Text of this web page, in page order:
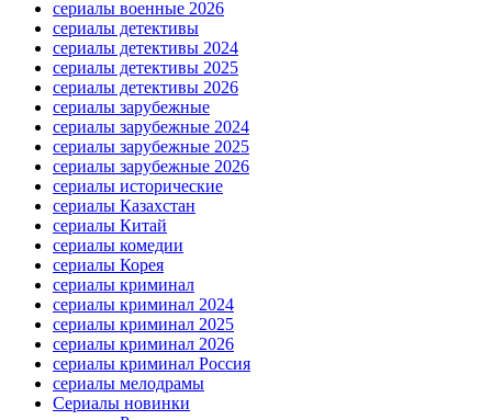
сериалы военные 2026
сериалы детективы
сериалы детективы 2024
сериалы детективы 2025
сериалы детективы 2026
сериалы зарубежные
сериалы зарубежные 2024
сериалы зарубежные 2025
сериалы зарубежные 2026
сериалы исторические
сериалы Казахстан
сериалы Китай
сериалы комедии
сериалы Корея
сериалы криминал
сериалы криминал 2024
сериалы криминал 2025
сериалы криминал 2026
сериалы криминал Россия
сериалы мелодрамы
Сериалы новинки